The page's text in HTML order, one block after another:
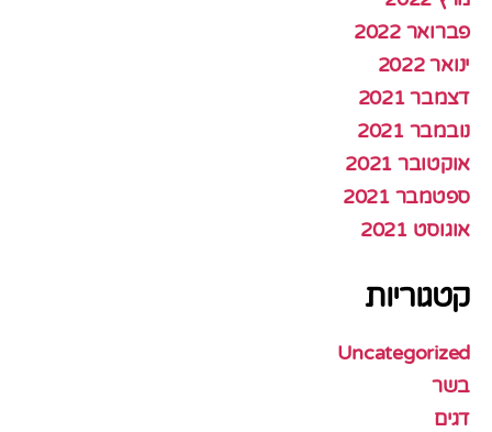
פברואר 2022
ינואר 2022
דצמבר 2021
נובמבר 2021
אוקטובר 2021
ספטמבר 2021
אוגוסט 2021
קטגוריות
Uncategorized
בשר
דגים